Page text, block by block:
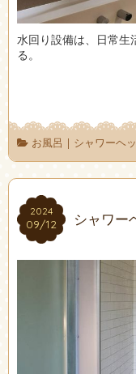
水回り設備は、日常生
る。
お風呂 | シャワーヘ
2024
09/12
2024
09/12 シャワー